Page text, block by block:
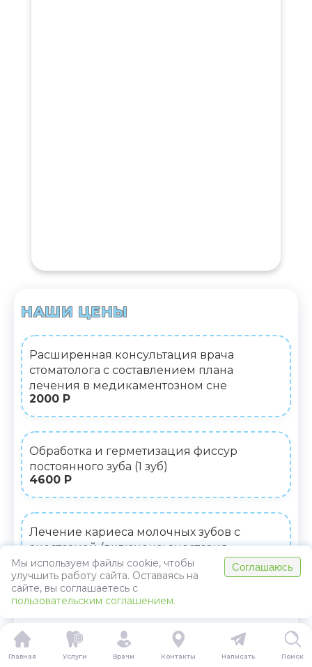
НАШИ ЦЕНЫ
Расширенная консультация врача
стоматолога с составлением плана
лечения в медикаментозном сне
2000 Р
Обработка и герметизация фиссур
постоянного зуба (1 зуб)
4600 Р
Лечение кариеса молочных зубов с
анестезией (включено: анестезия,
зарубежные расходные материалы (в т.ч.
коффердам), пломбирование)
ОТ 9300 Р
ПОКАЗАТЬ ВСЕ
Главная Услуги Врачи Контакты Написать Поиск
Мы используем файлы cookie, чтобы
улучшить работу сайта. Оставаясь на
сайте, вы соглашаетесь с
пользовательским соглашением.
Соглашаюсь